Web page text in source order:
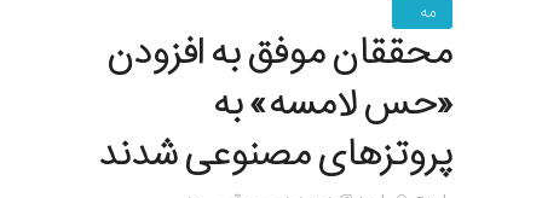
مه
محققان موفق به افزودن
«حس لامسه» به
پروتز‌های مصنوعی شدند